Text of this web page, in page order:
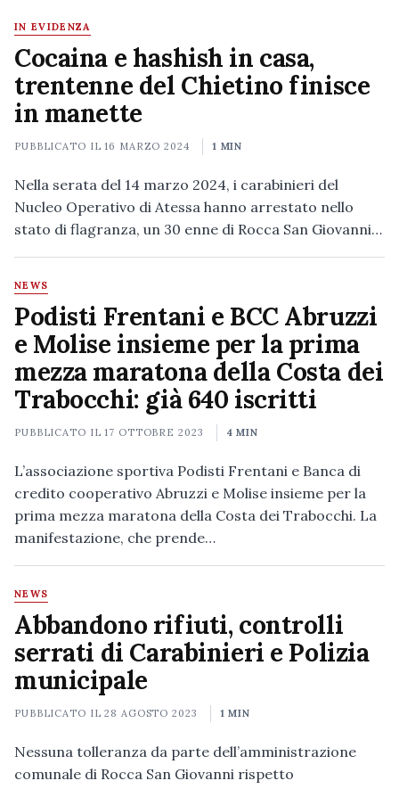
IN EVIDENZA
Cocaina e hashish in casa,
trentenne del Chietino finisce
in manette
PUBBLICATO IL16 MARZO 2024 1 MIN
Nella serata del 14 marzo 2024, i carabinieri del
Nucleo Operativo di Atessa hanno arrestato nello
stato di flagranza, un 30 enne di Rocca San Giovanni…
NEWS
Podisti Frentani e BCC Abruzzi
e Molise insieme per la prima
mezza maratona della Costa dei
Trabocchi: già 640 iscritti
PUBBLICATO IL17 OTTOBRE 2023 4 MIN
L’associazione sportiva Podisti Frentani e Banca di
credito cooperativo Abruzzi e Molise insieme per la
prima mezza maratona della Costa dei Trabocchi. La
manifestazione, che prende…
NEWS
Abbandono rifiuti, controlli
serrati di Carabinieri e Polizia
municipale
PUBBLICATO IL28 AGOSTO 2023 1 MIN
Nessuna tolleranza da parte dell’amministrazione
comunale di Rocca San Giovanni rispetto